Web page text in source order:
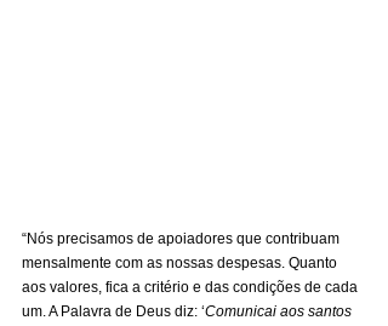
“Nós precisamos de apoiadores que contribuam
mensalmente com as nossas despesas. Quanto
aos valores, fica a critério e das condições de cada
um. A Palavra de Deus diz: ‘Comunicai aos santos